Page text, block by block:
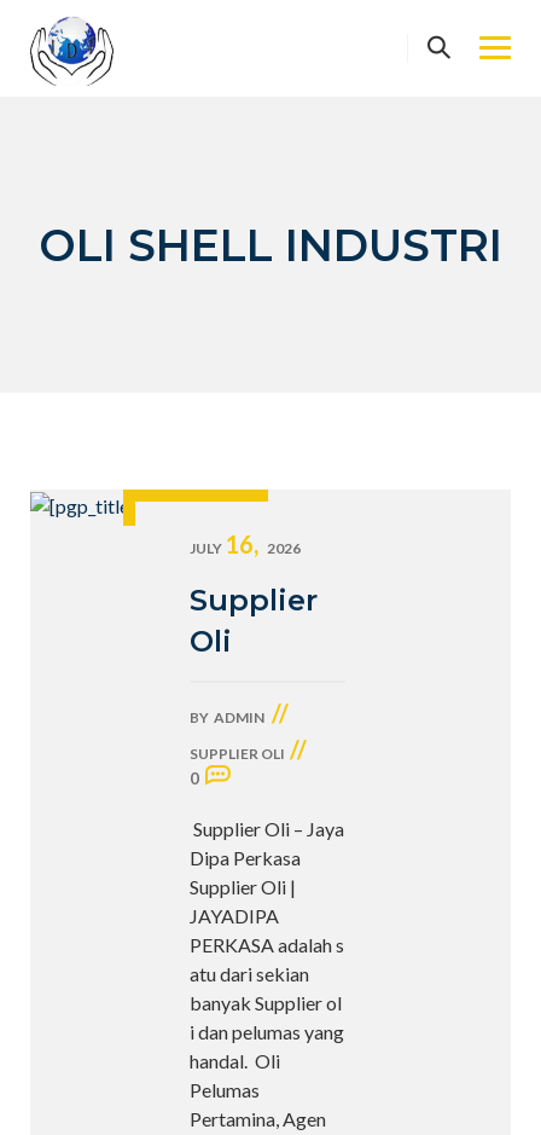
content
OLI SHELL INDUSTRI
JULY 16, 2026
Supplier
Oli
BY ADMIN //
SUPPLIER OLI //
0
Supplier Oli – Jaya
Dipa Perkasa
Supplier Oli |
JAYADIPA
PERKASA adalah s
atu dari sekian
banyak Supplier ol
i dan pelumas yang
handal. Oli
Pelumas
Pertamina, Agen